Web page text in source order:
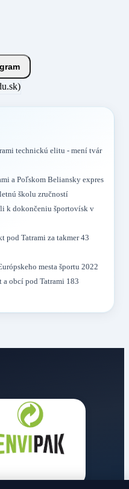
technickú elitu - mení tvár
a Poľskom Beliansky expres
školu zručností
k dokončeniu športovísk v
pod Tatrami za takmer 43
mesta športu 2022
a obcí pod Tatrami 183